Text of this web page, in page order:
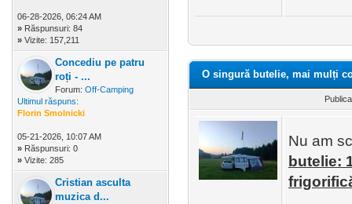
06-28-2026, 06:24 AM
» Răspunsuri: 84
» Vizite: 157,211
Concediu pe patru
roți - ...
Forum: Off-Camping
Ultimul răspuns:
Florin Smolnicki
05-21-2026, 10:07 AM
» Răspunsuri: 0
» Vizite: 285
Cristian asculta
muzica d...
O singură butelie, mai mulți
Nu am
butelie: